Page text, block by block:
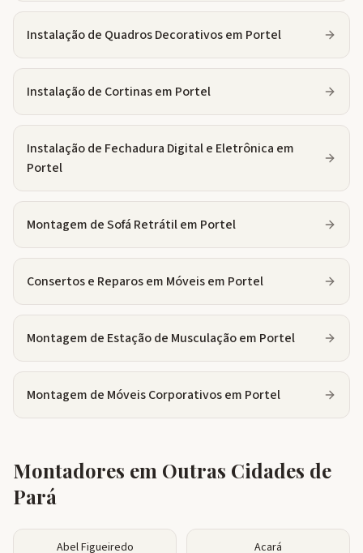
Instalação de Quadros Decorativosem Portel
Instalação de Cortinasem Portel
Instalação de Fechadura Digital e Eletrônica em
Portel
Montagem de Sofá Retrátilem Portel
Consertos e Reparos em Móveisem Portel
Montagem de Estação de Musculaçãoem Portel
Montagem de Móveis Corporativosem Portel
Montadores em Outras Cidades de
Pará
Abel Figueiredo Acará